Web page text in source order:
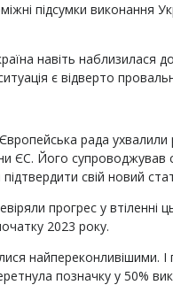
підсумки виконання
навіть наблизилася
є відверто
рада
ЄС. Його супроводжував
свій новий
прогрес у втіленні
2023 року.
найпереконливішими.
позначку у 50%